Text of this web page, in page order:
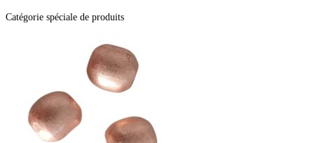
Catégorie spéciale de produits